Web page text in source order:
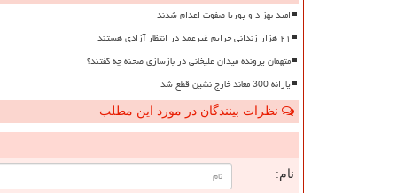
امید بهزاد و پوریا صفوت اعدام شدند
۲۱ هزار زندانی جرایم غیرعمد در انتظار آزادی هستند
متهمان پرونده میدان علیخانی در بازسازی صحنه چه گفتند؟
یارانه 300 معاند خارج نشین قطع شد
نظرات بینندگان در مورد این مطلب
نام: